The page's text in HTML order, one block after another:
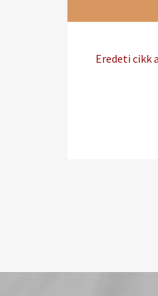
Eredeti cikk